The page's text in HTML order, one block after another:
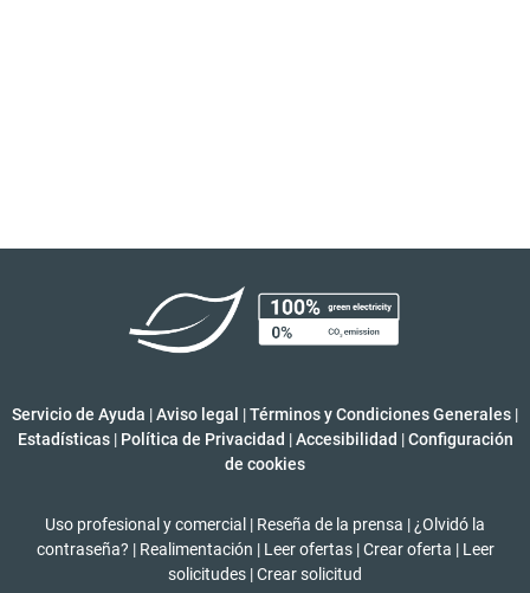
Servicio de Ayuda |Aviso legal |Términos y Condiciones Generales |
Estadísticas | Política de Privacidad | Accesibilidad | Configuración
de cookies
Uso profesional y comercial | Reseña de la prensa | ¿Olvidó la
contraseña? | Realimentación | Leer ofertas | Crear oferta | Leer
solicitudes |Crear solicitud